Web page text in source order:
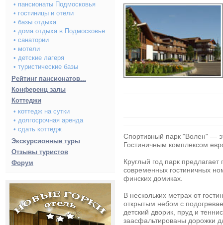
• пансионаты Подмосковья
• гостиницы и отели
• базы отдыха
• дома отдыха в Подмосковье
• санатории
• мотели
• детские лагеря
• туристические базы
Рейтинг пансионатов...
Конференц залы
Коттеджи
• коттедж на сутки
• долгосрочная аренда
• сдать коттедж
Экскурсионные туры
Отзывы туристов
Форум
Спортивный парк "Волен" —
Гостиничным комплексом
Круглый год парк
современных гостиничных
финских домиках.
В нескольких метрах от
открытым небом с
детский дворик, пруд и
заасфальтированы дорожки